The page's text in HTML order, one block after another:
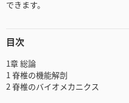
できます。
目次
1章 総論
1 脊椎の機能解剖
2 脊椎のバイオメカニクス